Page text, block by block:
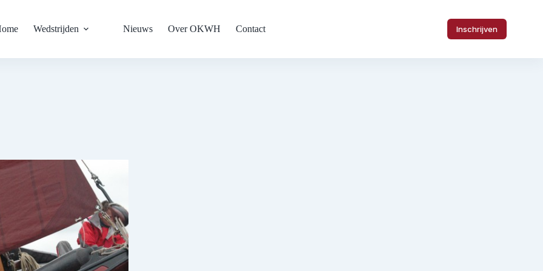
Wedstrijden Nieuws Over OKWH Contact Inschrijven